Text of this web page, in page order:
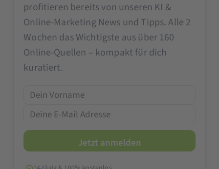
profitieren bereits von unseren KI &
Online-Marketing News und Tipps. Alle 2
Wochen das Wichtigste aus über 160
Online-Quellen – kompakt für dich
kuratiert.